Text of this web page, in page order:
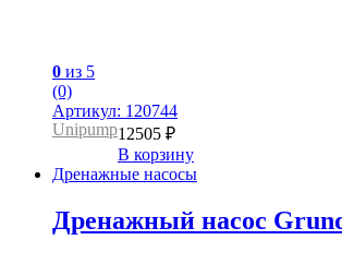
0 из 5
(0)
Артикул: 120744
Unipump12505 ₽
В корзину
Дренажные насосы
Дренажный насос